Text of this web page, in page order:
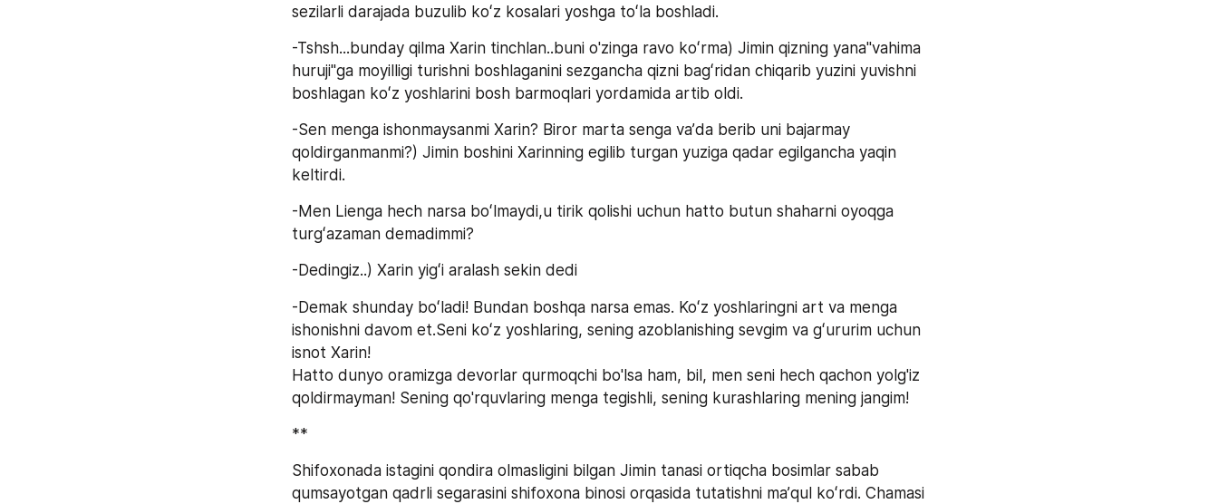
sezilarli darajada buzulib koʻz kosalari yoshga toʻla boshladi.
-Tshsh...bunday qilma Xarin tinchlan..buni o'zinga ravo koʻrma) Jimin qizning yana"vahima
huruji"ga moyilligi turishni boshlaganini sezgancha qizni bagʻridan chiqarib yuzini yuvishni
boshlagan koʻz yoshlarini bosh barmoqlari yordamida artib oldi.
-Sen menga ishonmaysanmi Xarin? Biror marta senga vaʼda berib uni bajarmay
qoldirganmanmi?) Jimin boshini Xarinning egilib turgan yuziga qadar egilgancha yaqin
keltirdi.
-Men Lienga hech narsa boʻlmaydi,u tirik qolishi uchun hatto butun shaharni oyoqga
turgʻazaman demadimmi?
-Dedingiz..) Xarin yigʻi aralash sekin dedi
-Demak shunday boʻladi! Bundan boshqa narsa emas. Koʻz yoshlaringni art va menga
ishonishni davom et.Seni koʻz yoshlaring, sening azoblanishing sevgim va gʻururim uchun
isnot Xarin!
Hatto dunyo oramizga devorlar qurmoqchi bo'lsa ham, bil, men seni hech qachon yolg'iz
qoldirmayman! Sening qo'rquvlaring menga tegishli, sening kurashlaring mening jangim!
**
Shifoxonada istagini qondira olmasligini bilgan Jimin tanasi ortiqcha bosimlar sabab
qumsayotgan qadrli segarasini shifoxona binosi orqasida tutatishni maʼqul koʻrdi. Chamasi